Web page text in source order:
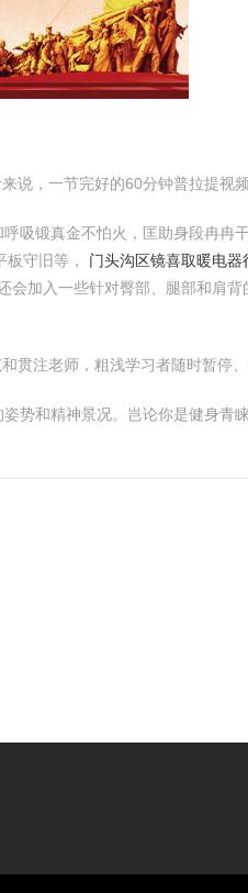
，一节完好的60分钟普拉提视
吸锻真金不怕火，匡助身段冉冉
板守旧等， 门头沟区镜喜取暖电器
会加入一些针对臀部、腿部和肩
贯注老师，粗浅学习者随时暂停、
势和精神景况。岂论你是健身青